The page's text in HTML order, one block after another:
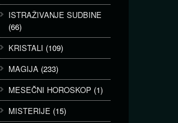
ISTRAŽIVANJE SUDBINE
(66)
KRISTALI (109)
MAGIJA (233)
MESEČNI HOROSKOP (1)
MISTERIJE (15)